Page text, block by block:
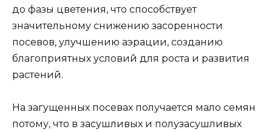
до фазы цветения, что способствует
значительному снижению засоренности
посевов, улучшению аэрации, созданию
благоприятных условий для роста и развития
растений.
На загущенных посевах получается мало семян
потому, что в засушливых и полузасушливых